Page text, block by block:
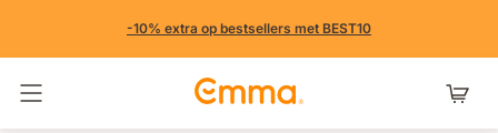
-10% extra op bestsellers met BEST10
Navigatie in- en uitschakelen